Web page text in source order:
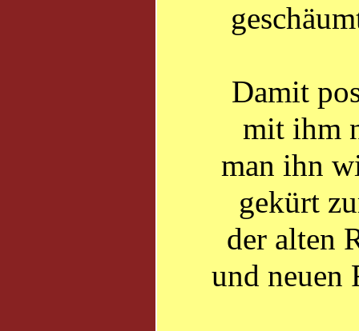
Damit
mit ihm
man ihn
gekürt
der alten
und neuen